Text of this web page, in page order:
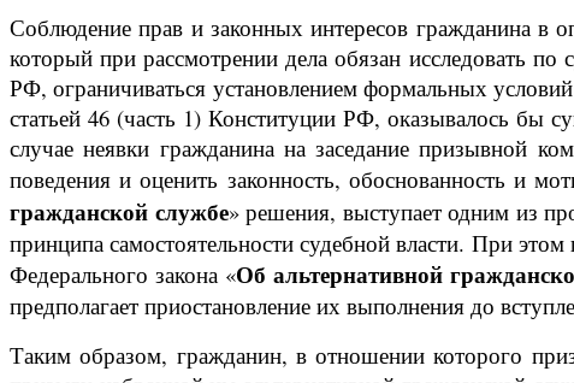
Соблюдение прав и законных интересов гражданина в
который при рассмотрении дела обязан исследовать
РФ, ограничиваться установлением формальных
статьей 46 (часть 1) Конституции РФ, оказывалось бы
случае неявки гражданина на заседание призывной
поведения и оценить законность, обоснованность и
гражданской службе» решения, выступает одним из
принципа самостоятельности судебной власти. При
Федерального закона «Об альтернативной
предполагает приостановление их выполнения до
Таким образом, гражданин, в отношении которого